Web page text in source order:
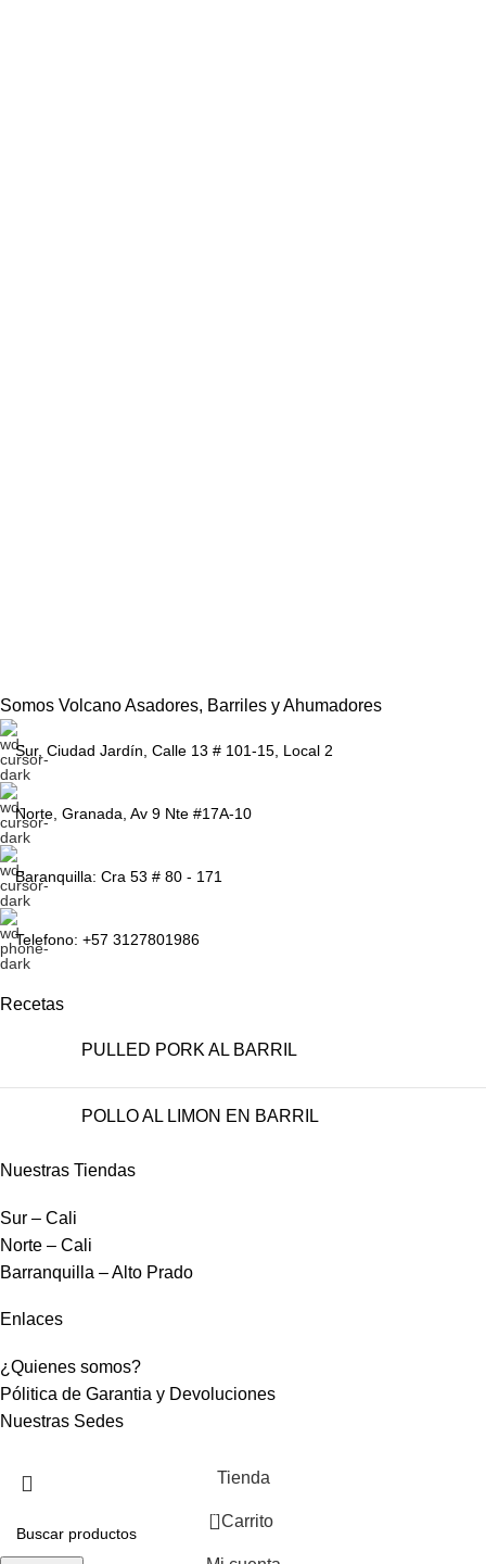
Somos Volcano Asadores, Barriles y Ahumadores
Sur, Ciudad Jardín, Calle 13 # 101-15, Local 2
Norte, Granada, Av 9 Nte #17A-10
Baranquilla: Cra 53 # 80 - 171
Telefono: +57 3127801986
Recetas
PULLED PORK AL BARRIL
POLLO AL LIMON EN BARRIL
Nuestras Tiendas
Sur – Cali
Norte – Cali
Barranquilla – Alto Prado
Enlaces
¿Quienes somos?
Pólitica de Garantia y Devoluciones
Nuestras Sedes
Tienda
0 Carrito